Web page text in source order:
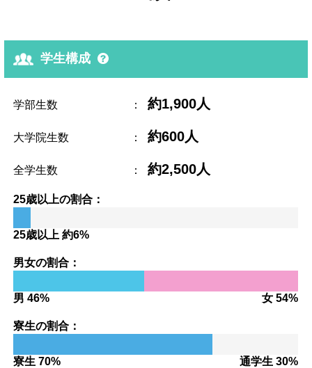
学生構成
学部生数 ： 約1,900人
大学院生数 ： 約600人
全学生数 ： 約2,500人
25歳以上の割合：
25歳以上 約6%
男女の割合：
男 46% 女 54%
寮生の割合：
寮生 70% 通学生 30%